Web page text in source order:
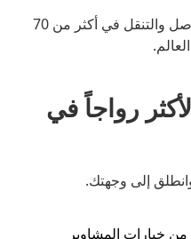
تساعد تقنيتنا الأشخاص على التواصل والتنقل في أكثر من 70
رواجاً في
إلى وجهتك.
خيارات المشاوير